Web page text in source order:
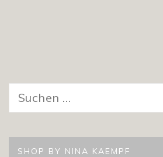
nach:
SHOP BY NINA KAEMPF